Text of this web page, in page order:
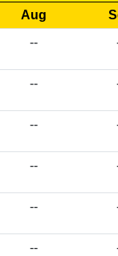
Aug
--
--
--
--
--
--